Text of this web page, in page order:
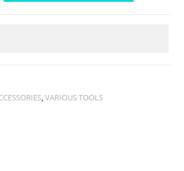
,VARIOUS TOOLS